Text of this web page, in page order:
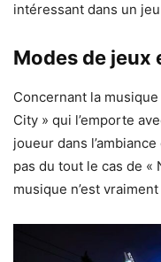
intéressant dans un
Modes de jeux
Concernant la musique
City » qui l’emporte
joueur dans
pas du tout le cas de «
musique n’est